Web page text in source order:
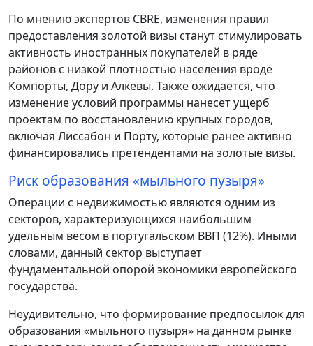
По мнению экспертов CBRE, изменения правил
предоставления золотой визы станут стимулировать
активность иностранных покупателей в ряде
районов с низкой плотностью населения вроде
Компорты, Дору и Алкевы. Также ожидается, что
изменение условий программы нанесет ущерб
проектам по восстановлению крупных городов,
включая Лиссабон и Порту, которые ранее активно
финансировались претендентами на золотые визы.
Риск образования «мыльного пузыря»
Операции с недвижимостью являются одним из
секторов, характеризующихся наибольшим
удельным весом в португальском ВВП (12%). Иными
словами, данный сектор выступает
фундаментальной опорой экономики европейского
государства.
Неудивительно, что формирование предпосылок для
образования «мыльного пузыря» на данном рынке